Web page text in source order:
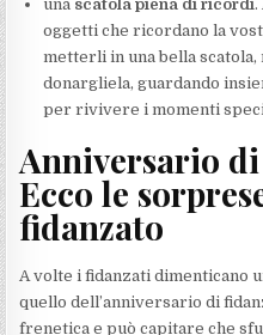
una scatola piena di ricordi.
oggetti che ricordano la
metterli in una bella scatola,
donargliela, guardando
per rivivere i momenti
Anniversario
Ecco le
fidanzato
A volte i fidanzati dimenticano
quello dell’anniversario di
frenetica e può capitare che